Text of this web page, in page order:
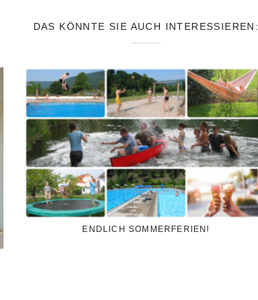
DAS KÖNNTE SIE AUCH INTERESSIEREN:
ENDLICH SOMMERFERIEN!